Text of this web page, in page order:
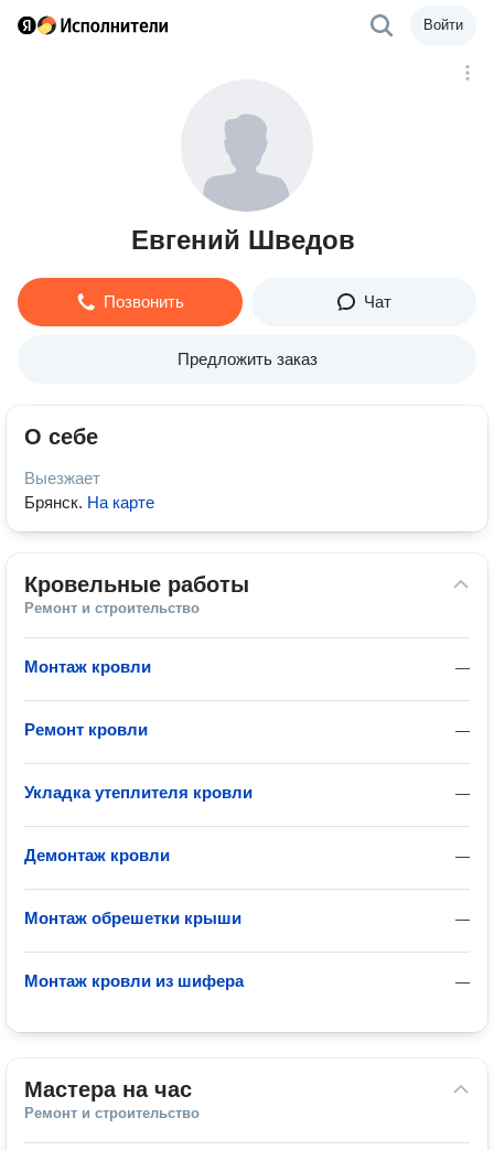
Войти
Евгений Шведов
Позвонить Чат
Предложить заказ
О себе
Выезжает
Брянск. На карте
Кровельные работы
Ремонт и строительство
—
Монтаж кровли
—
Ремонт кровли
—
Укладка утеплителя кровли
—
Демонтаж кровли
—
Монтаж обрешетки крыши
—
Монтаж кровли из шифера
Мастера на час
Ремонт и строительство